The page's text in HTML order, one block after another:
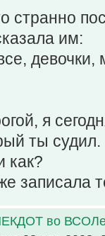
странно
им:
девочки,
я
ты судил.
как?
записала
во